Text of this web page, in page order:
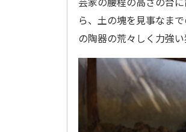
ら、土の塊を見事なま
の陶器の荒々しく力強